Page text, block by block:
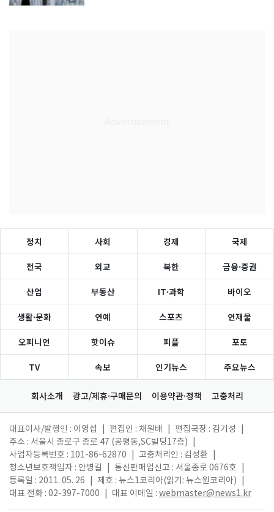
정치 사회 경제 국제
전국 외교 북한 금융·증권
산업 부동산 IT·과학 바이오
생활·문화 연예 스포츠 연재물
오피니언 핫이슈 피플 포토
TV 속보 인기뉴스 주요뉴스
회사소개 광고/제휴·구매문의 이용약관·정책 고충처리
대표이사/발행인 : 이영섭 편집인 : 채원배 편집국장 : 김기성
주소 : 서울시 종로구 종로 47 (공평동,SC빌딩17층)
사업자등록번호 : 101-86-62870
고충처리인 : 김성환
청소년보호책임자 : 안병길
통신판매업신고 : 서울종로 0676호
등록일 : 2011. 05. 26
제호 : 뉴스1코리아(읽기: 뉴스원코리아)
대표 전화 : 02-397-7000
대표 이메일 : webmaster@news1.kr